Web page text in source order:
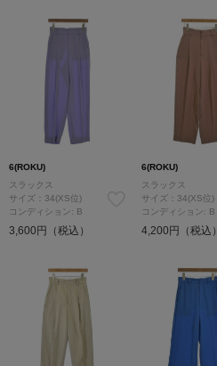
6(ROKU)
スラックス
サイズ：34(XS位)
コンディション: B
3,600円（税込）
6(ROKU)
スラックス
サイズ：34(XS位)
コンディション: B
4,200円（税込）